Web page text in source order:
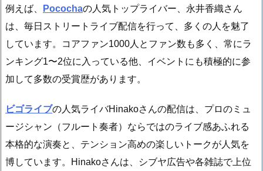
例えば、 Pocochaの人気トップライバー、永井香織さん
は、毎日ストリートライブ配信を行って、多くの人を魅了
しています。コアファン1000人とファン数も多く、常にラ
ンキング1〜2位に入っている他、イベントにも積極的に参
加して多数の受賞歴があります。
ビゴライブの人気ライバHinakoさんの配信は、プロのミュ
ージシャン（フルート奏者）ならではのライブ感あふれる
本格的な演奏と、テンション高めの楽しいトークが人気を
博しています。Hinakoさんは、シブヤ広告や各雑誌で上位